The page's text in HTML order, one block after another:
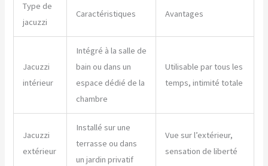
Type de
jacuzzi
Caractéristiques Avantages
Jacuzzi
intérieur
Intégré à la salle de
bain ou dans un
espace dédié de la
chambre
Utilisable par tous les
temps, intimité totale
Jacuzzi
extérieur
Installé sur une
terrasse ou dans
un jardin privatif
Vue sur l’extérieur,
sensation de liberté